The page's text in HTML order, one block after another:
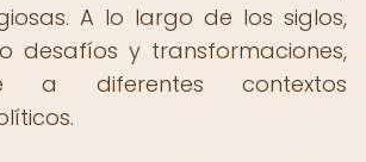
A lo largo de los siglos,
desafíos y transformaciones,
a diferentes contextos